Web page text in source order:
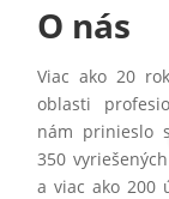
O nás
Viac ako 20
oblasti
nám prinieslo
350
a viac ako 200